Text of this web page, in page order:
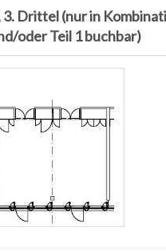
3. Drittel (nur in
oder Teil 1 buchbar)